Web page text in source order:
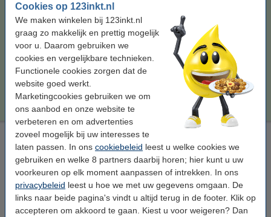
Cookies op 123inkt.nl
We maken winkelen bij 123inkt.nl
graag zo makkelijk en prettig mogelijk
voor u. Daarom gebruiken we
cookies en vergelijkbare technieken.
Functionele cookies zorgen dat de
website goed werkt.
Marketingcookies gebruiken we om
ons aanbod en onze website te
verbeteren en om advertenties
zoveel mogelijk bij uw interesses te
laten passen. In ons cookiebeleid leest u welke cookies we
gebruiken en welke 8 partners daarbij horen; hier kunt u uw
voorkeuren op elk moment aanpassen of intrekken. In ons
privacybeleid leest u hoe we met uw gegevens omgaan. De
links naar beide pagina's vindt u altijd terug in de footer. Klik op
accepteren om akkoord te gaan. Kiest u voor weigeren? Dan
Bespaar ruim
kwaliteitsverlies)!
Direct leverbaar
Maandag in huis
Prijs per ml € 0,97
€ 57,50 Bestellen
Epson 502XL reinigingscartridge geel hoge capaciteit
Bekijk de specificaties en omschrijving
Direct leverbaar
Maandag in huis
€ 7,50 Bestellen